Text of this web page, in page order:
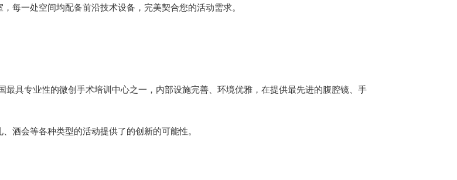
每一处空间均配备前沿技术设备，完美契合您的活动需求。
具专业性的微创手术培训中心之一，内部设施完善、环境优雅，在提供最先进的腹腔镜、手
酒会等各种类型的活动提供了的创新的可能性。